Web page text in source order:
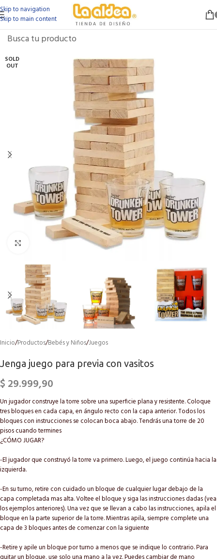
Skip to navigation
Skip to main content
SOLD
OUT
Click to enlarge
Inicio/Productos/Bebés y Niños/Juegos
Jenga juego para previa con vasitos
$ 29.999,90
Un jugador construye la torre sobre una superficie plana y resistente. Coloque
tres bloques en cada capa, en ángulo recto con la capa anterior. Todos los
bloques con instrucciones se colocan boca abajo. Tendrás una torre de 20
pisos cuando termines
¿CÓMO JUGAR?
-El jugador que construyó la torre va primero. Luego, el juego continúa hacia la
izquierda.
-En su turno, retire con cuidado un bloque de cualquier lugar debajo de la
capa completada mas alta. Voltee el bloque y siga las instrucciones dadas (vea
los ejemplos anteriores). Una vez que se llevan a cabo las instrucciones, apila el
bloque en la parte superior de la torre. Mientras apila, siempre complete una
capa de 3 bloques antes de comenzar con la siguiente
-Retire y apile un bloque por turno a menos que se indique lo contrario. Para